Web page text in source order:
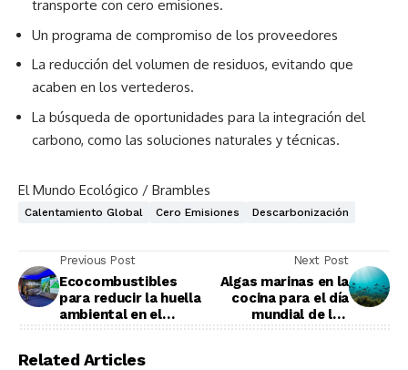
transporte con cero emisiones.
Un programa de compromiso de los proveedores
La reducción del volumen de residuos, evitando que
acaben en los vertederos.
La búsqueda de oportunidades para la integración del
carbono, como las soluciones naturales y técnicas.
El Mundo Ecológico / Brambles
Calentamiento Global Cero Emisiones Descarbonización
Previous Post
Ecocombustibles
para reducir la huella
ambiental en el
Next Post
Algas marinas en la
cocina para el día
mundial de los
Related Articles